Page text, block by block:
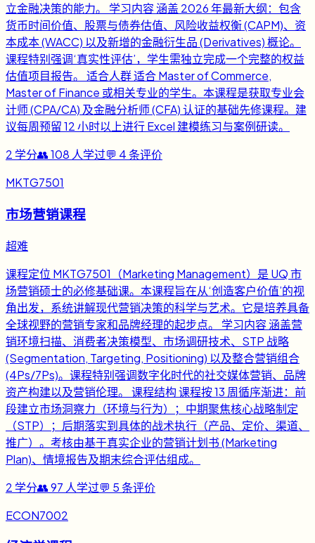
立金融决策的能力。 学习内容 涵盖 2026 年最新大纲：包含
货币时间价值、股票与债券估值、风险收益权衡 (CAPM)、资
本成本 (WACC) 以及新增的金融衍生品 (Derivatives) 概论。
课程特别强调‘真实性评估’，学生需独立完成一个完整的权益
估值项目报告。 适合人群 适合 Master of Commerce,
Master of Finance 或相关专业的学生。本课程是获取专业会
计师 (CPA/CA) 及金融分析师 (CFA) 认证的基础先修课程。建
议每周预留 12 小时以上进行 Excel 建模练习与案例研读。
2 学分👥108 人学过💬 4条评价
MKTG7501
市场营销课程
超难
课程定位 MKTG7501（Marketing Management）是 UQ 市
场营销硕士的必修基础课。本课程旨在从‘创造客户价值’的视
角出发，系统讲解现代营销决策的科学与艺术。它是培养具备
全球视野的营销专家和品牌经理的起步点。 学习内容 涵盖营
销环境扫描、消费者决策模型、市场调研技术、STP 战略
(Segmentation, Targeting, Positioning) 以及整合营销组合
(4Ps/7Ps)。课程特别强调数字化时代的社交媒体营销、品牌
资产构建以及营销伦理。 课程结构 课程按 13 周循序渐进：前
段建立市场洞察力（环境与行为）；中期聚焦核心战略制定
（STP）；后期落实到具体的战术执行（产品、定价、渠道、
推广）。考核由基于真实企业的营销计划书 (Marketing
Plan)、情境报告及期末综合评估组成。
2 学分👥97 人学过💬 5条评价
ECON7002